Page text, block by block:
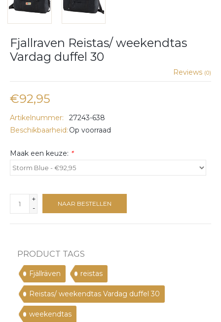
Fjallraven Reistas/ weekendtas
Vardag duffel 30
Reviews (0)
€92,95
Artikelnummer:
27243-638
Beschikbaarheid: Op voorraad
Maak een keuze: *
+
-
NAAR BESTELLEN
PRODUCT TAGS
Fjällräven reistas
Reistas/ weekendtas Vardag duffel 30
weekendtas